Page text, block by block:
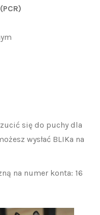
się do puchy dla
wysłać BLIKa na
na numer konta: 16